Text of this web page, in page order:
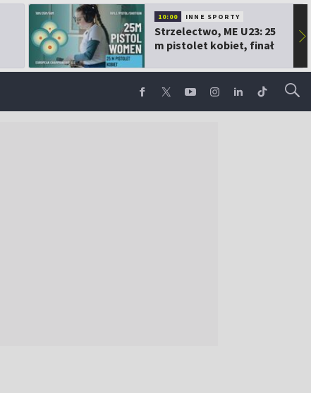
10:00 INNE SPORTY
Strzelectwo, ME U23: 25
m pistolet kobiet, finał
▶